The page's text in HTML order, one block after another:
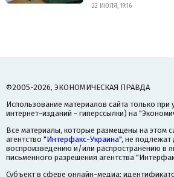
22 ИЮЛЯ, 19:16
©2005-2026, ЭКОНОМИЧЕСКАЯ ПРАВДА
Использование материалов сайта только при
интернет-изданий - гиперссылки) на
Все материалы, которые размещены на этом
агентство "Интерфакс-Украина", не
воспроизведению и/или распространению в
письменного разрешения агентства
Субъект в сфере онлайн-медиа;